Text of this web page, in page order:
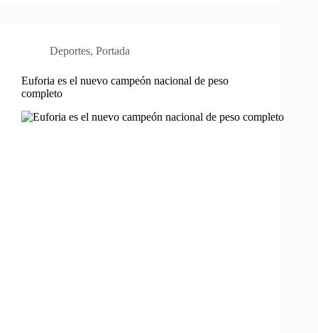
Deportes, Portada
Euforia es el nuevo campeón nacional de peso
completo